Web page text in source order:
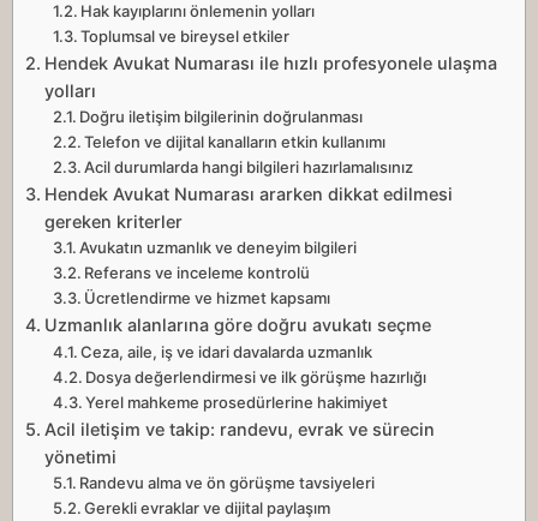
Hak kayıplarını önlemenin yolları
Toplumsal ve bireysel etkiler
Hendek Avukat Numarası ile hızlı profesyonele ulaşma
yolları
Doğru iletişim bilgilerinin doğrulanması
Telefon ve dijital kanalların etkin kullanımı
Acil durumlarda hangi bilgileri hazırlamalısınız
Hendek Avukat Numarası ararken dikkat edilmesi
gereken kriterler
Avukatın uzmanlık ve deneyim bilgileri
Referans ve inceleme kontrolü
Ücretlendirme ve hizmet kapsamı
Uzmanlık alanlarına göre doğru avukatı seçme
Ceza, aile, iş ve idari davalarda uzmanlık
Dosya değerlendirmesi ve ilk görüşme hazırlığı
Yerel mahkeme prosedürlerine hakimiyet
Acil iletişim ve takip: randevu, evrak ve sürecin
yönetimi
Randevu alma ve ön görüşme tavsiyeleri
Gerekli evraklar ve dijital paylaşım